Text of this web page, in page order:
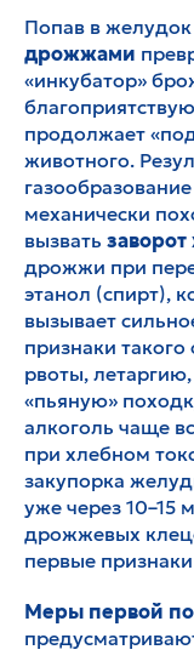
Попав в желудок
дрожжами
«инкубатор»
продолжает
животного.
механически
вызвать
дрожжи при
этанол (спирт),
вызывает
признаки
рвоты,
«пьяную»
алкоголь чаще
при хлебном
закупорка
уже через 10–15
дрожжевых
первые
Меры первой